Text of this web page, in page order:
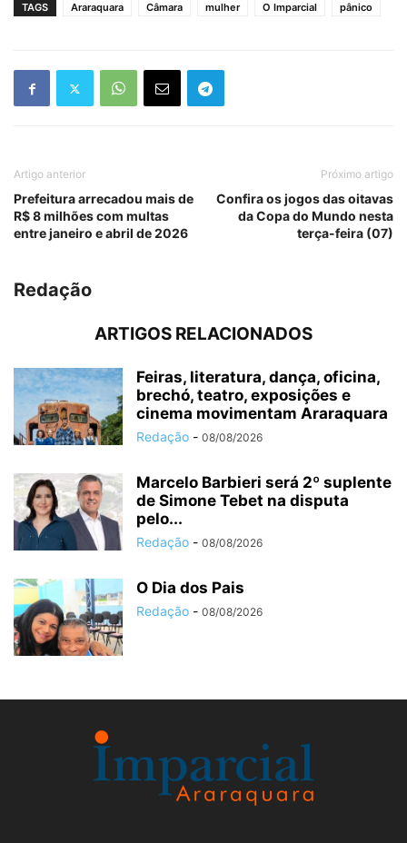
TAGS Araraquara Câmara mulher O Imparcial pânico
Artigo anterior
Prefeitura arrecadou mais de
R$ 8 milhões com multas
entre janeiro e abril de 2026
Próximo artigo
Confira os jogos das oitavas
da Copa do Mundo nesta
terça-feira (07)
Redação
ARTIGOS RELACIONADOS
Feiras, literatura, dança, oficina,
brechó, teatro, exposições e
cinema movimentam Araraquara
Redação - 08/08/2026
Marcelo Barbieri será 2º suplente
de Simone Tebet na disputa
pelo...
Redação - 08/08/2026
O Dia dos Pais
Redação - 08/08/2026